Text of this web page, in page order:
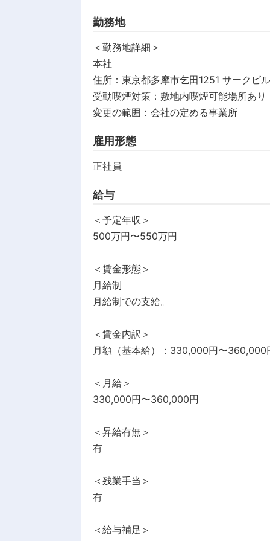
勤務地
＜勤務地詳細＞
本社
住所：東京都多摩市乞田1251 サークビ
受動喫煙対策：敷地内喫煙可能場所あり
変更の範囲：会社の定める事業所
雇用形態
正社員
給与
＜予定年収＞
500万円〜550万円
＜賃金形態＞
月給制
月給制での支給。
＜賃金内訳＞
月額（基本給）：330,000円〜360,000
＜月給＞
330,000円〜360,000円
＜昇給有無＞
有
＜残業手当＞
有
＜給与補足＞